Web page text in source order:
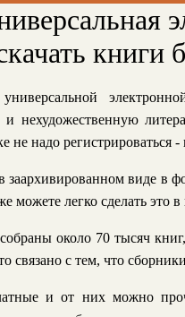
книги
и нехудожественную
не надо регистрироваться
заархивированном виде в
можете легко сделать это
около 70 тысяч
связано с тем, что
и от них можно